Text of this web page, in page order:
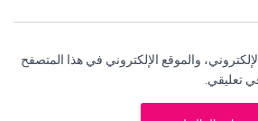
والموقع الإلكتروني في هذا المتصفح
تعليقي.